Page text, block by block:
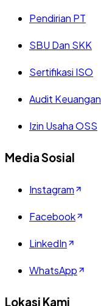
Pendirian PT
SBU Dan SKK
Sertifikasi ISO
Audit Keuangan
Izin Usaha OSS
Media Sosial
Instagram
Facebook
LinkedIn
WhatsApp
Lokasi Kami